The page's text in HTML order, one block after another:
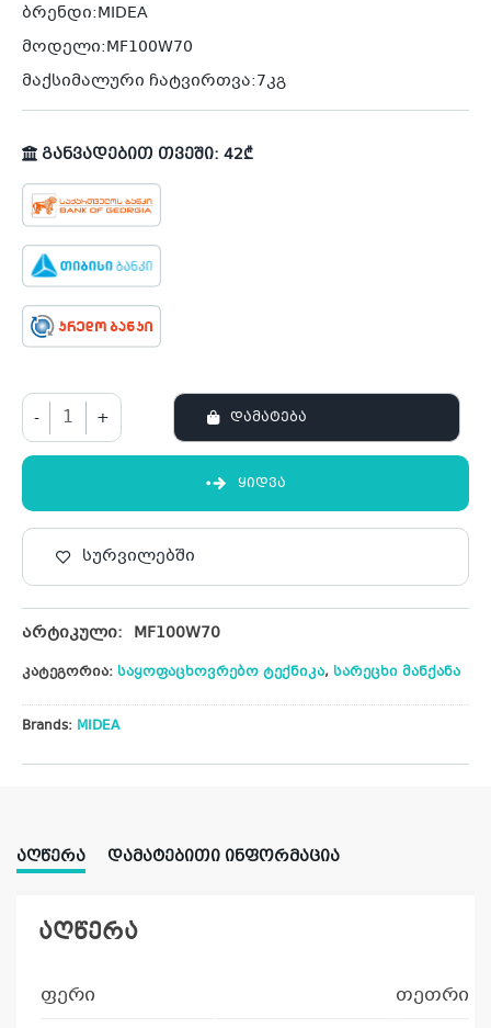
1,079.00₾.
749.00₾.
ბრენდი:MIDEA
მოდელი:MF100W70
მაქსიმალური ჩატვირთვა:7კგ
განვადებით თვეში: 42₾
- + ᲓᲐᲛᲐᲢᲔᲑᲐ
ᲧᲘᲓᲕᲐ
სურვილებში
არტიკული: MF100W70
კატეგორია: საყოფაცხოვრებო ტექნიკა, სარეცხი მანქანა
Brands: MIDEA
ᲐᲦᲬᲔᲠᲐ ᲓᲐᲛᲐᲢᲔᲑᲘᲗᲘ ᲘᲜᲤᲝᲠᲛᲐᲪᲘᲐ
აღწერა
ფერი
თეთრი